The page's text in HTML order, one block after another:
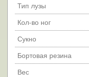
Тип лузы
Кол-во ног
Сукно
Бортовая резина
Вес